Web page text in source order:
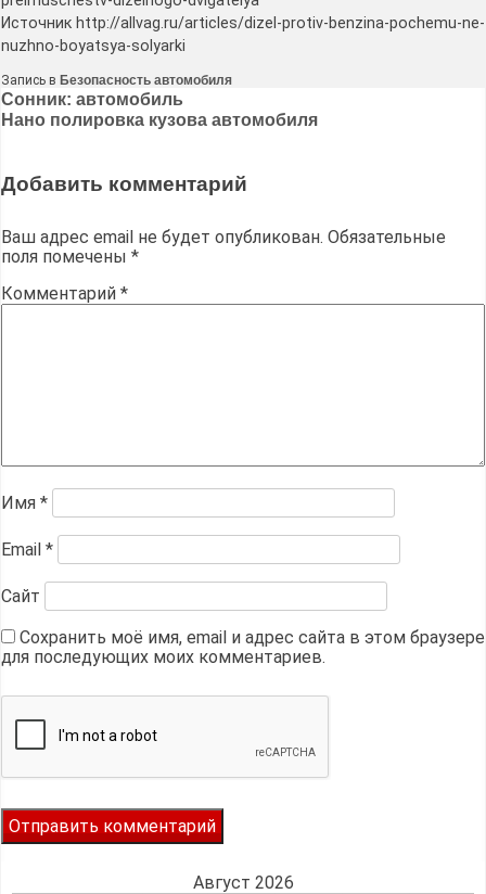
Источник http://allvag.ru/articles/dizel-protiv-benzina-pochemu-ne-
nuzhno-boyatsya-solyarki
Запись в Безопасность автомобиля
Навигация
по
Сонник: автомобиль
Нано полировка кузова автомобиля
Добавить комментарий
Ваш адрес email не будет опубликован. Обязательные
поля помечены *
Комментарий *
Имя *
Email *
Сайт
Сохранить моё имя, email и адрес сайта в этом браузере
для последующих моих комментариев.
Август 2026